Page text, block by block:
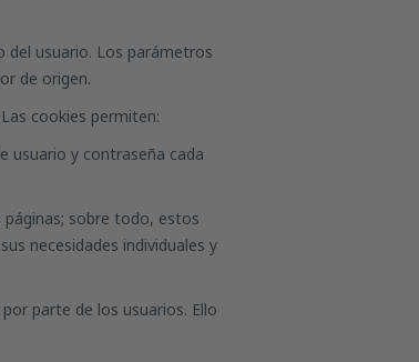
del usuario. Los parámetros
de origen.
cookies permiten:
usuario y contraseña cada
sobre todo, estos
necesidades individuales y
parte de los usuarios. Ello